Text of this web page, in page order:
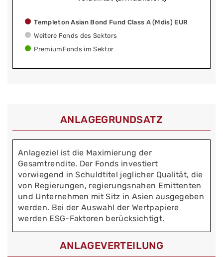
Templeton Asian Bond Fund Class A (Mdis) EUR
Weitere Fonds des Sektors
PremiumFonds im Sektor
ANLAGEGRUNDSATZ
Anlageziel ist die Maximierung der
Gesamtrendite. Der Fonds investiert
vorwiegend in Schuldtitel jeglicher Qualität, die
von Regierungen, regierungsnahen Emittenten
und Unternehmen mit Sitz in Asien ausgegeben
werden. Bei der Auswahl der Wertpapiere
werden ESG-Faktoren berücksichtigt.
ANLAGEVERTEILUNG